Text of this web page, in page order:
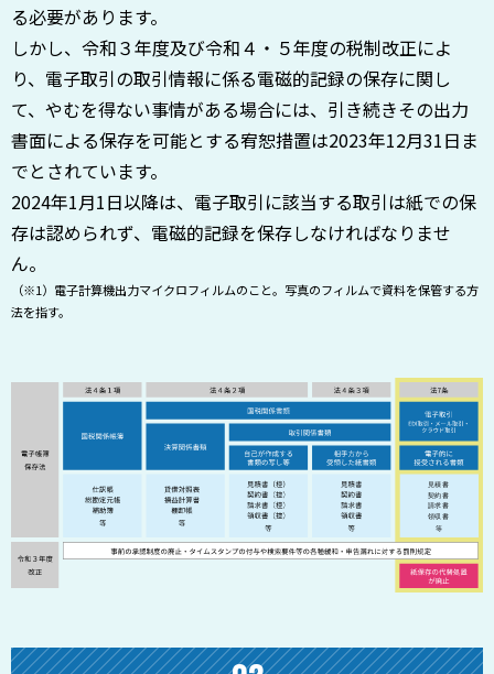
る必要があります。
しかし、令和３年度及び令和４・５年度の税制改正によ
り、電子取引の取引情報に係る電磁的記録の保存に関し
て、やむを得ない事情がある場合には、引き続きその出力
書面による保存を可能とする宥恕措置は2023年12月31日ま
でとされています。
2024年1月1日以降は、電子取引に該当する取引は紙での保
存は認められず、電磁的記録を保存しなければなりませ
ん。
（※1）電子計算機出力マイクロフィルムのこと。写真のフィルムで資料を保管する方
法を指す。